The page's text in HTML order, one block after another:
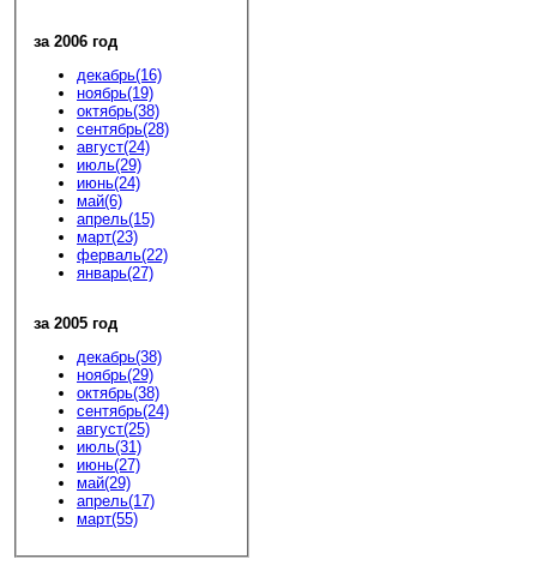
за 2006 год
декабрь(16)
ноябрь(19)
октябрь(38)
сентябрь(28)
август(24)
июль(29)
июнь(24)
май(6)
апрель(15)
март(23)
ферваль(22)
январь(27)
за 2005 год
декабрь(38)
ноябрь(29)
октябрь(38)
сентябрь(24)
август(25)
июль(31)
июнь(27)
май(29)
апрель(17)
март(55)